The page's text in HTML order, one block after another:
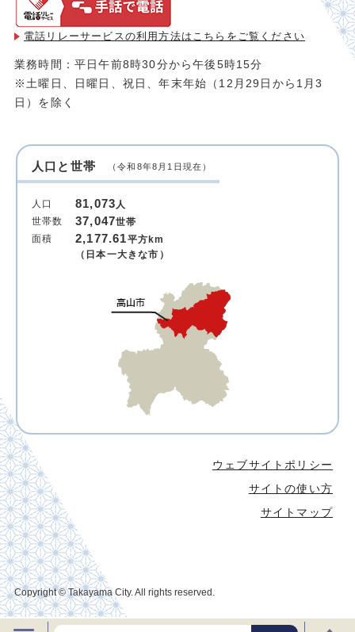
電話リレーサービスの利用方法は こちらをご覧ください
業務時間：平日午前8時30分から午後5時15分
※土曜日、日曜日、祝日、年末年始（12月29日から1月3
日）を除く
人口と世帯 （令和8年8月1日現在）
人口 81,073人
世帯数
37,047世帯
面積
2,177.61平方km
（日本一大きな市）
ウェブサイトポリシー
サイトの使い方
サイトマップ
Copyright © Takayama City. All rights reserved.